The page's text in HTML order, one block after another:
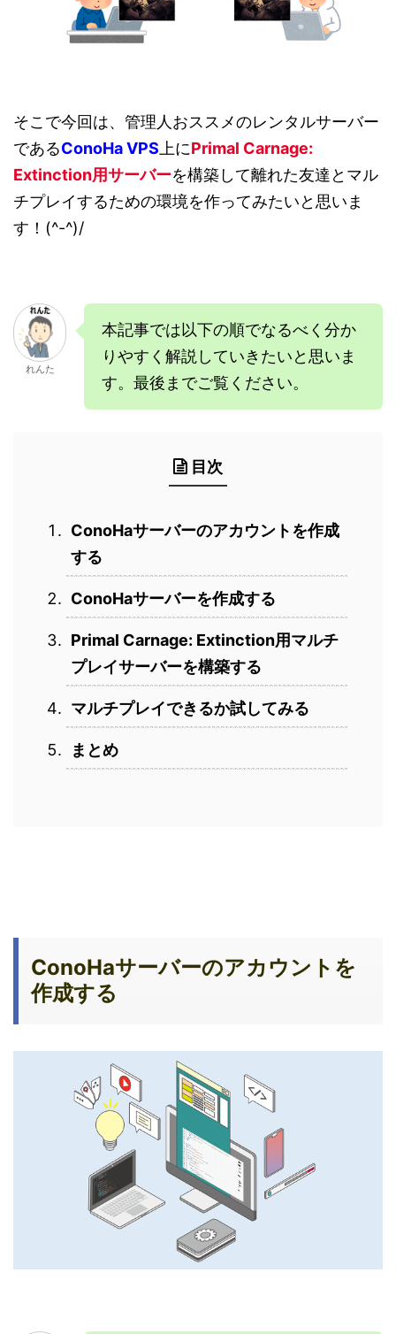
そこで今回は、管理人おススメのレンタルサーバー
であるConoHa VPS上にPrimal Carnage:
Extinction用サーバーを構築して離れた友達とマル
チプレイするための環境を作ってみたいと思いま
す！(^-^)/
れんた
本記事では以下の順でなるべく分か
りやすく解説していきたいと思いま
す。最後までご覧ください。
目次
ConoHaサーバーのアカウントを作成
する
ConoHaサーバーを作成する
Primal Carnage: Extinction用マルチ
プレイサーバーを構築する
マルチプレイできるか試してみる
まとめ
ConoHaサーバーのアカウントを
作成する